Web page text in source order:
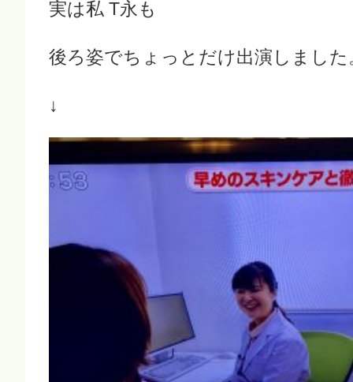
実は私 T永も
後ろ姿でちょっとだけ出演しました
↓